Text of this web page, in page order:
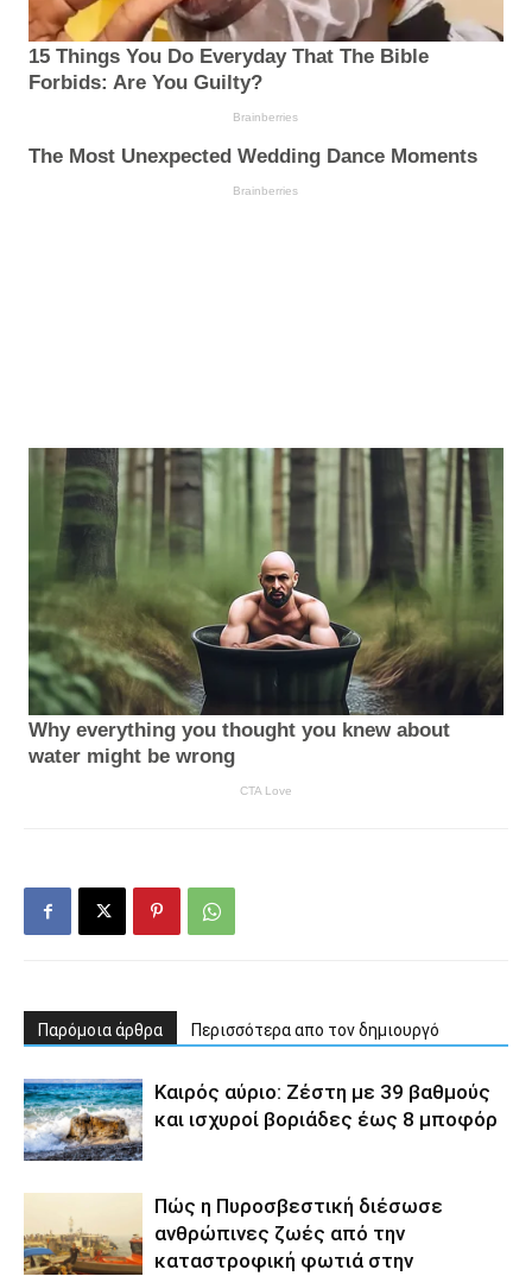
Παρόμοια άρθρα Περισσότερα απο τον δημιουργό
Καιρός αύριο: Ζέστη με 39 βαθμούς
και ισχυροί βοριάδες έως 8 μποφόρ
Πώς η Πυροσβεστική διέσωσε
ανθρώπινες ζωές από την
καταστροφική φωτιά στην